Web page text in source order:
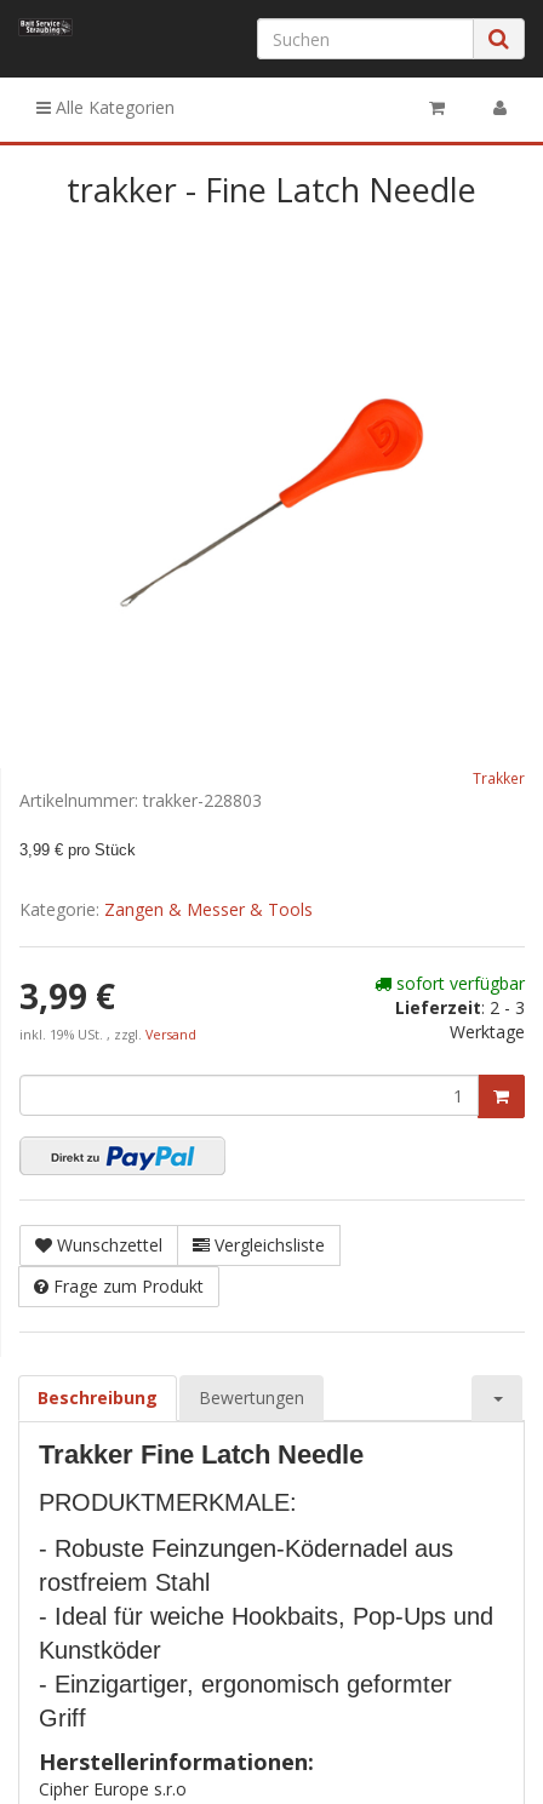
Alle Kategorien
trakker - Fine Latch Needle
Trakker
Artikelnummer: trakker-228803
3,99 € pro Stück
Kategorie: Zangen & Messer & Tools
3,99 €
inkl. 19% USt. , zzgl. Versand
sofort verfügbar
Lieferzeit: 2 - 3
Werktage
Wunschzettel
Vergleichsliste
Frage zum Produkt
Beschreibung Bewertungen
Trakker Fine Latch Needle
PRODUKTMERKMALE:
- Robuste Feinzungen-Ködernadel aus
rostfreiem Stahl
- Ideal für weiche Hookbaits, Pop-Ups und
Kunstköder
- Einzigartiger, ergonomisch geformter
Griff
Herstellerinformationen:
Cipher Europe s.r.o